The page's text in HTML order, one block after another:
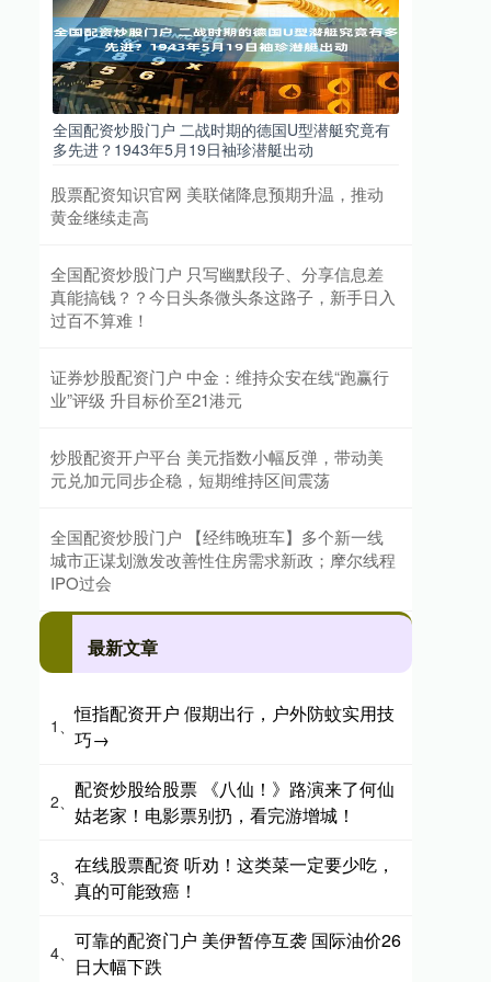
全国配资炒股门户 二战时期的德国U型潜艇究竟有
多先进？1943年5月19日袖珍潜艇出动
股票配资知识官网 美联储降息预期升温，推动
黄金继续走高
全国配资炒股门户 只写幽默段子、分享信息差
真能搞钱？？今日头条微头条这路子，新手日入
过百不算难！
证券炒股配资门户 中金：维持众安在线“跑赢行
业”评级 升目标价至21港元
炒股配资开户平台 美元指数小幅反弹，带动美
元兑加元同步企稳，短期维持区间震荡
全国配资炒股门户 【经纬晚班车】多个新一线
城市正谋划激发改善性住房需求新政；摩尔线程
IPO过会
最新文章
1、
恒指配资开户 假期出行，户外防蚊实用技
巧→
2、
配资炒股给股票 《八仙！》路演来了何仙
姑老家！电影票别扔，看完游增城！
3、
在线股票配资 听劝！这类菜一定要少吃，
真的可能致癌！
4、
可靠的配资门户 美伊暂停互袭 国际油价26
日大幅下跌